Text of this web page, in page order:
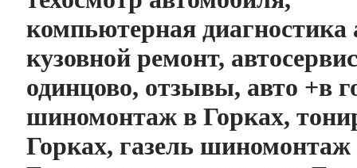
компьютерная диагностика
кузовной ремонт,
одинцово, отзывы, авто +в
шиномонтаж в Горках,
Горках, газель шиномонтаж